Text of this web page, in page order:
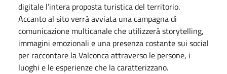
digitale l’intera proposta turistica del territorio.
Accanto al sito verrà avviata una campagna di
comunicazione multicanale che utilizzerà storytelling,
immagini emozionali e una presenza costante sui social
per raccontare la Valconca attraverso le persone, i
luoghi e le esperienze che la caratterizzano.